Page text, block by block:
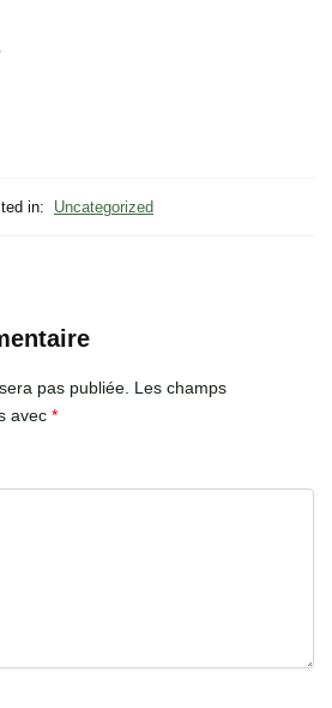
in: Uncategorized
pas publiée. Les champs
avec *